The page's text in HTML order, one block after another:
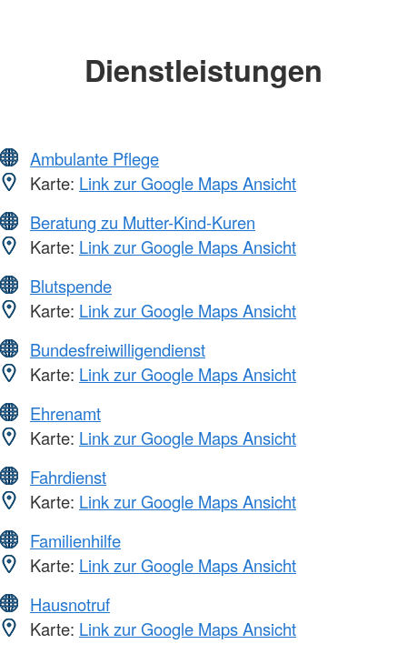
Dienstleistungen
Ambulante Pflege
Karte: Link zur Google Maps Ansicht
Beratung zu Mutter-Kind-Kuren
Karte: Link zur Google Maps Ansicht
Blutspende
Karte: Link zur Google Maps Ansicht
Bundesfreiwilligendienst
Karte: Link zur Google Maps Ansicht
Ehrenamt
Karte: Link zur Google Maps Ansicht
Fahrdienst
Karte: Link zur Google Maps Ansicht
Familienhilfe
Karte: Link zur Google Maps Ansicht
Hausnotruf
Karte: Link zur Google Maps Ansicht